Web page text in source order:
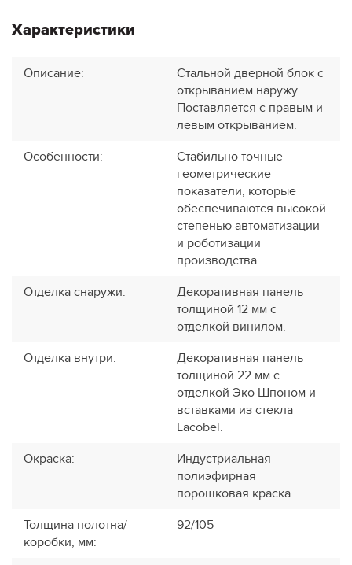
Характеристики
Описание:
Стальной дверной блок с
открыванием наружу.
Поставляется с правым и
левым открыванием.
Особенности:
Стабильно точные
геометрические
показатели, которые
обеспечиваются высокой
степенью автоматизации
и роботизации
производства.
Отделка снаружи:
Декоративная панель
толщиной 12 мм с
отделкой винилом.
Отделка внутри:
Декоративная панель
толщиной 22 мм с
отделкой Эко Шпоном и
вставками из стекла
Lacobel.
Окраска:
Индустриальная
полиэфирная
порошковая краска.
Толщина полотна/
коробки, мм:
92/105